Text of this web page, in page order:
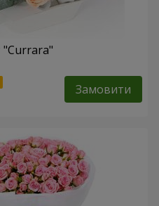
"Currara"
Замовити